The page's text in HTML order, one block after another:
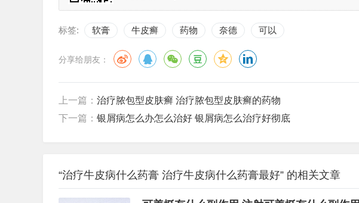
标签: 软膏 牛皮癣 药物 奈德 可以
分享给朋友：
上一篇： 治疗脓包型皮肤癣 治疗脓包型皮肤癣的药物
下一篇： 银屑病怎么办怎么治好 银屑病怎么治疗好彻底
“治疗牛皮病什么药膏 治疗牛皮病什么药膏最好” 的相关文章